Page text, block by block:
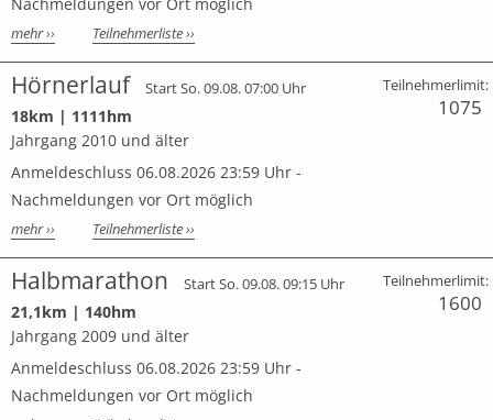
mehr ›› Teilnehmerliste ››
Hörnerlauf Start So. 09.08. 07:00 Uhr
18km | 1111hm
Jahrgang 2010 und älter
Anmeldeschluss 06.08.2026 23:59 Uhr -
Nachmeldungen vor Ort möglich
mehr ›› Teilnehmerliste ››
Teilnehmerlimit:
1075
Halbmarathon Start So. 09.08. 09:15 Uhr
21,1km | 140hm
Jahrgang 2009 und älter
Anmeldeschluss 06.08.2026 23:59 Uhr -
Nachmeldungen vor Ort möglich
Teilnehmerlimit:
1600